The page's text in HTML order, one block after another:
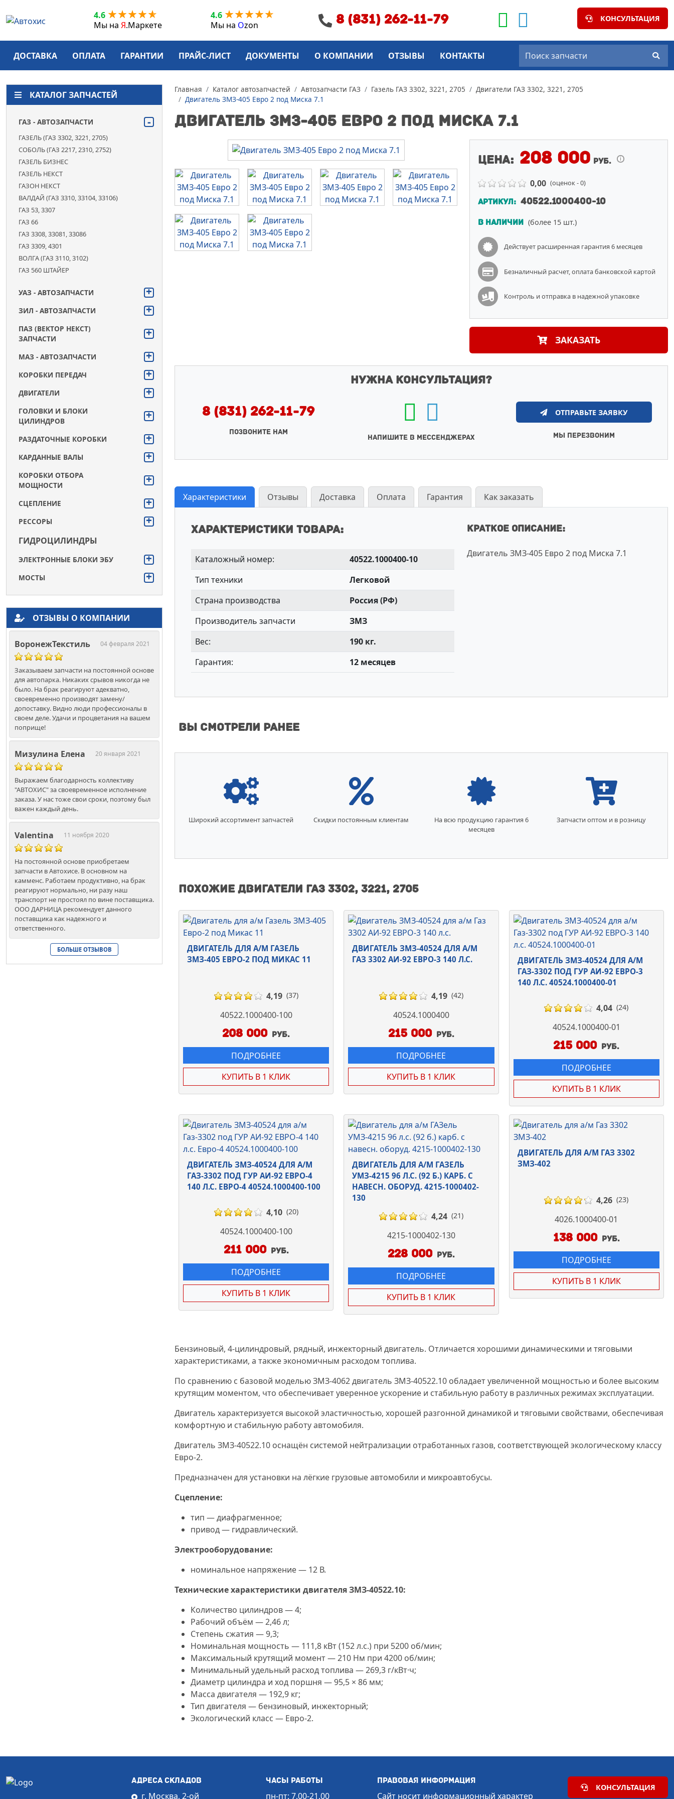
ЗАКРЫТЬ
ДОСТАВКА
ОПЛАТА
КАК
ЛИСТ
ДОКУМЕНТЫ
КОМПАНИИ
КОНТАКТЫ
4.6
4.6
Мы
4.6
Мы наЯ.Маркете
4.6
Мы на Ozon 8 (831) 262-11-79 КОНСУЛЬТАЦИЯ
ДОСТАВКА ОПЛАТА ГАРАНТИИ ПРАЙС-ЛИСТ ДОКУМЕНТЫ О КОМПАНИИ ОТЗЫВЫ КОНТАКТЫ
КАТАЛОГ ЗАПЧАСТЕЙ
ГАЗ - АВТОЗАПЧАСТИ
ГАЗЕЛЬ (ГАЗ 3302, 3221, 2705)
СОБОЛЬ (ГАЗ 2217, 2310, 2752)
ГАЗЕЛЬ БИЗНЕС
ГАЗЕЛЬ НЕКСТ
ГАЗОН НЕКСТ
ВАЛДАЙ (ГАЗ 3310, 33104, 33106)
ГАЗ 53, 3307
ГАЗ 66
ГАЗ 3308, 33081, 33086
ГАЗ 3309, 4301
ВОЛГА (ГАЗ 3110, 3102)
ГАЗ 560 ШТАЙЕР
УАЗ - АВТОЗАПЧАСТИ
ЗИЛ - АВТОЗАПЧАСТИ
ПАЗ (ВЕКТОР НЕКСТ)
ЗАПЧАСТИ
МАЗ - АВТОЗАПЧАСТИ
КОРОБКИ ПЕРЕДАЧ
ДВИГАТЕЛИ
ГОЛОВКИ И БЛОКИ
ЦИЛИНДРОВ
РАЗДАТОЧНЫЕ КОРОБКИ
КАРДАННЫЕ ВАЛЫ
КОРОБКИ ОТБОРА
МОЩНОСТИ
СЦЕПЛЕНИЕ
РЕССОРЫ
ГИДРОЦИЛИНДРЫ
ЭЛЕКТРОННЫЕ БЛОКИ ЭБУ
МОСТЫ
ОТЗЫВЫ О КОМПАНИИ
ВоронежТекстиль 04 февраля 2021
Заказываем запчасти на постоянной основе
для автопарка. Никаких срывов никогда не
было. На брак реагируют адекватно,
своевременно производят замену/
допоставку. Видно люди профессионалы в
своем деле. Удачи и процветания на вашем
поприще!
Мизулина Елена 20 января 2021
Выражаем благодарность коллективу
"АВТОХИС" за своевременное исполнение
заказа. У нас тоже свои сроки, поэтому был
важен каждый день.
Valentina 11 ноября 2020
На постоянной основе приобретаем
запчасти в Автохисе. В основном на
камменс. Работаем продуктивно, на брак
реагируют нормально, ни разу наш
транспорт не простоял по вине поставщика.
ООО ДАРНИЦА рекомендует данного
поставщика как надежного и
ответственного.
БОЛЬШЕ ОТЗЫВОВ
Главная Каталог автозапчастей Автозапчасти ГАЗ Газель ГАЗ 3302, 3221, 2705
Двигатели ГАЗ 3302, 3221, 2705
Двигатель ЗМЗ-405 Евро 2 под Миска 7.1
ДВИГАТЕЛЬ ЗМЗ-405 ЕВРО 2 ПОД МИСКА 7.1
Цена: 208 000 руб. i
0,00 (оценок - 0)
АРТИКУЛ: 40522.1000400-10
В НАЛИЧИИ (более 15 шт.)
Действует расширенная гарантия 6 месяцев
Безналичный расчет, оплата банковской картой
Контроль и отправка в надежной упаковке
ЗАКАЗАТЬ
Нужна консультация?
8 (831) 262-11-79
ПОЗВОНИТЕ НАМ
НАПИШИТЕ В МЕССЕНДЖЕРАХ
ОТПРАВЬТЕ ЗАЯВКУ
МЫ ПЕРЕЗВОНИМ
Характеристики Отзывы Доставка Оплата Гарантия Как заказать
Характеристики товара:
Каталожный номер:
40522.1000400-10
Тип техники
Легковой
Страна производства
Россия (РФ)
Производитель запчасти
ЗМЗ
Вес:
190 кг.
Гарантия:
12 месяцев
Краткое описание:
Двигатель ЗМЗ-405 Евро 2 под Миска 7.1
Вы смотрели ранее
Широкий ассортимент запчастей Скидки постоянным клиентам
На всю продукцию гарантия 6
месяцев
Запчасти оптом и в розницу
Похожие Двигатели ГАЗ 3302, 3221, 2705
ДВИГАТЕЛЬ ДЛЯ А/М ГАЗЕЛЬ
ЗМЗ-405 ЕВРО-2 ПОД МИКАС 11
4,19 (37)
40522.1000400-100
208 000 руб.
ПОДРОБНЕЕ
КУПИТЬ В 1 КЛИК
ДВИГАТЕЛЬ ЗМЗ-40524 ДЛЯ А/М
ГАЗ 3302 АИ-92 ЕВРО-3 140 Л.С.
4,19 (42)
40524.1000400
215 000 руб.
ПОДРОБНЕЕ
КУПИТЬ В 1 КЛИК
ДВИГАТЕЛЬ ЗМЗ-40524 ДЛЯ А/М
ГАЗ-3302 ПОД ГУР АИ-92 ЕВРО-3
140 Л.С. 40524.1000400-01
4,04 (24)
40524.1000400-01
215 000 руб.
ПОДРОБНЕЕ
КУПИТЬ В 1 КЛИК
ДВИГАТЕЛЬ ЗМЗ-40524 ДЛЯ А/М
ГАЗ-3302 ПОД ГУР АИ-92 ЕВРО-4
140 Л.С. ЕВРО-4 40524.1000400-100
4,10 (20)
40524.1000400-100
211 000 руб.
ПОДРОБНЕЕ
КУПИТЬ В 1 КЛИК
ДВИГАТЕЛЬ ДЛЯ А/М ГАЗЕЛЬ
УМЗ-4215 96 Л.С. (92 Б.) КАРБ. С
НАВЕСН. ОБОРУД. 4215-1000402-
130
4,24 (21)
4215-1000402-130
228 000 руб.
ПОДРОБНЕЕ
КУПИТЬ В 1 КЛИК
ДВИГАТЕЛЬ ДЛЯ А/М ГАЗ 3302
ЗМЗ-402
4,26 (23)
4026.1000400-01
138 000 руб.
ПОДРОБНЕЕ
КУПИТЬ В 1 КЛИК
Бензиновый, 4-цилиндровый, рядный, инжекторный двигатель. Отличается хорошими динамическими и тяговыми
характеристиками, а также экономичным расходом топлива.
По сравнению с базовой моделью ЗМЗ-4062 двигатель ЗМЗ-40522.10 обладает увеличенной мощностью и более высоким
крутящим моментом, что обеспечивает уверенное ускорение и стабильную работу в различных режимах эксплуатации.
Двигатель характеризуется высокой эластичностью, хорошей разгонной динамикой и тяговыми свойствами, обеспечивая
комфортную и стабильную работу автомобиля.
Двигатель ЗМЗ-40522.10 оснащён системой нейтрализации отработанных газов, соответствующей экологическому классу
Евро-2.
Предназначен для установки на лёгкие грузовые автомобили и микроавтобусы.
Сцепление:
тип — диафрагменное;
привод — гидравлический.
Электрооборудование:
номинальное напряжение — 12 В.
Технические характеристики двигателя ЗМЗ-40522.10:
Количество цилиндров — 4;
Рабочий объём — 2,46 л;
Степень сжатия — 9,3;
Номинальная мощность — 111,8 кВт (152 л.с.) при 5200 об/мин;
Максимальный крутящий момент — 210 Нм при 4200 об/мин;
Минимальный удельный расход топлива — 269,3 г/кВт·ч;
Диаметр цилиндра и ход поршня — 95,5 × 86 мм;
Масса двигателя — 192,9 кг;
Тип двигателя — бензиновый, инжекторный;
Экологический класс — Евро-2.
АДРЕСА СКЛАДОВ
г. Москва, 2-ой
Часы работы
пн-пт: 7.00-21.00
Правовая информация
Сайт носит информационный характер
КОНСУЛЬТАЦИЯ